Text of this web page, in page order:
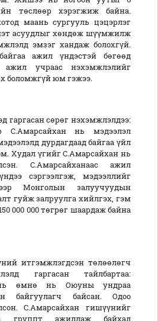
төслөөр хэрэгжиж байна.
маань сургууль цэцэрлэг
асуудлыг хөндөж шүүмжилж
эмзэг хандаж болохгүй.
ажил үндэстэй бөгөөд
ажил учраас нэхэмжлэлийг
боломжгүй юм гэжээ.
гаргасан сөрөг нэхэмжлэлдээ:
С.Амарсайхан нь мэдээлэл
дурдагдаад байгаа үйл
Худал үгийг С.Амарсайхан нь
С.Амарсайханаас ажил
сэргээлгэж, мэдээллийг
Монголын залуучуудын
гуйж залруулга хийлгэх, гэм
000 000 төгрөг шаардаж байна
итгэмжлэгдсэн төлөөлөгч
гаргасан тайлбартаа:
нь өмнө нь Оюуны ундраа
байгуулагч байсан. Одоо
С.Амарсайхан гишүүнийг
группт ажиллаж байхад